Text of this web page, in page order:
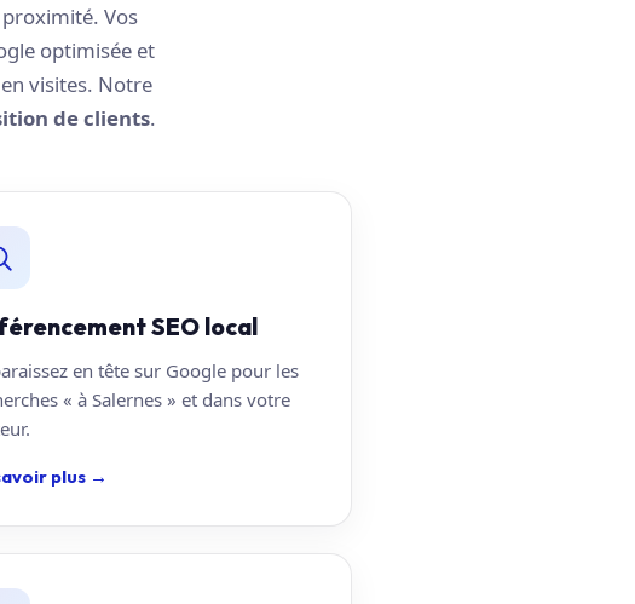
Vos
optimisée et
visites. Notre
de clients.
SEO local
en tête sur Google pour les
« à Salernes » et dans votre
plus →